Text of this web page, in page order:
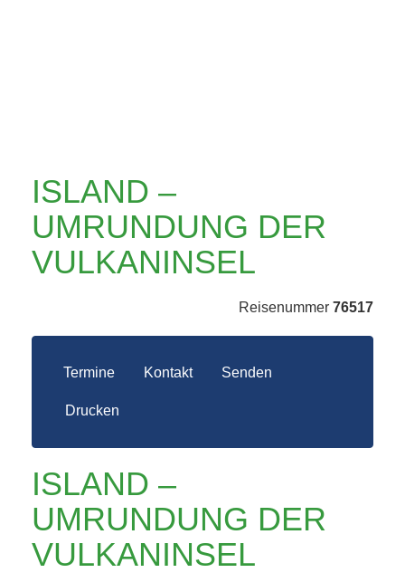
ISLAND –
UMRUNDUNG DER
VULKANINSEL
Reisenummer 76517
Termine Kontakt Senden
Drucken
ISLAND –
UMRUNDUNG DER
VULKANINSEL